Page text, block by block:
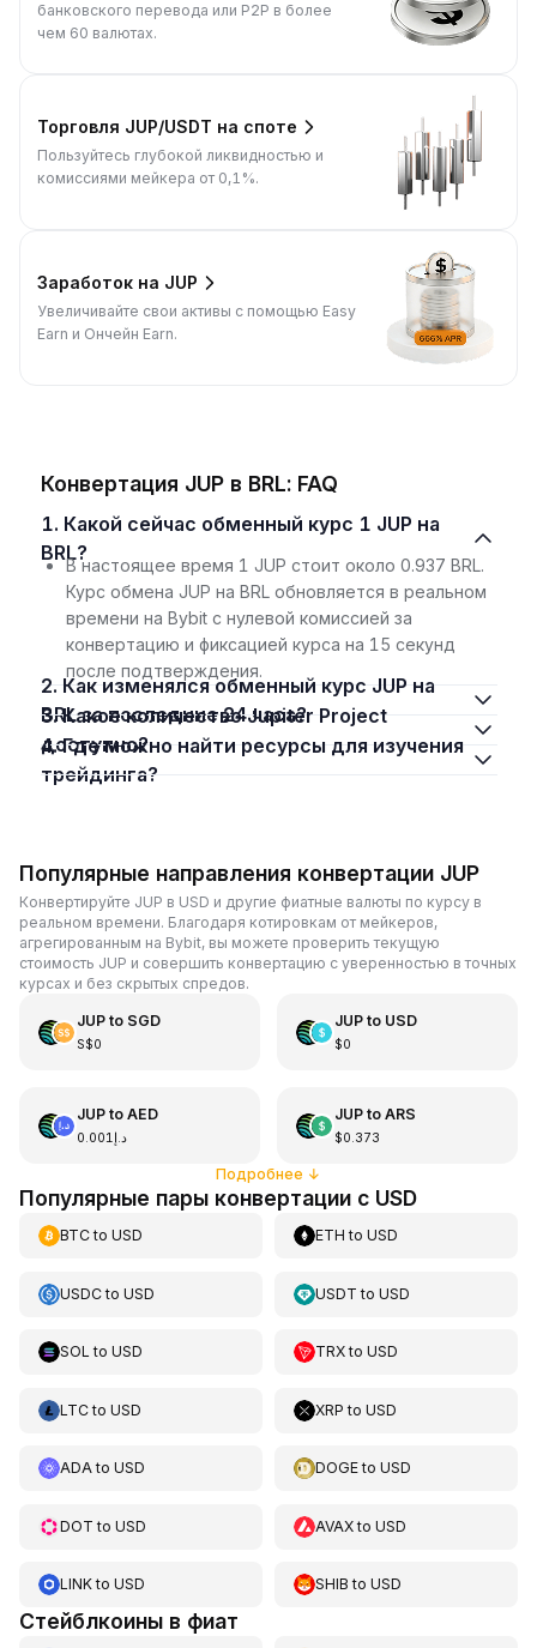
банковского перевода или P2P в более
чем 60 валютах.
Торговля JUP/USDT на споте
Пользуйтесь глубокой ликвидностью и
комиссиями мейкера от 0,1%.
Заработок на JUP
Увеличивайте свои активы с помощью Easy
Earn и Ончейн Earn.
Конвертация JUP в BRL: FAQ
1. Какой сейчас обменный курс 1 JUP на
BRL?
В настоящее время 1 JUP стоит около 0.937 BRL.
Курс обмена JUP на BRL обновляется в реальном
времени на Bybit с нулевой комиссией за
конвертацию и фиксацией курса на 15 секунд
после подтверждения.
2. Как изменялся обменный курс JUP на
BRL за последние 24 часа?
3. Какое количество Jupiter Project
доступно?
4. Где можно найти ресурсы для изучения
трейдинга?
Популярные направления конвертации JUP
Конвертируйте JUP в USD и другие фиатные валюты по курсу в
реальном времени. Благодаря котировкам от мейкеров,
агрегированным на Bybit, вы можете проверить текущую
стоимость JUP и совершить конвертацию с уверенностью в точных
курсах и без скрытых спредов.
JUPto SGD
S$0
JUPto USD
$0
JUPto AED
د.إ0.001
JUPto ARS
$0.373
Подробнее ↓
Популярные пары конвертации с USD
BTCto USD ETH toUSD
USDCto USD USDT toUSD
SOL to USD TRXtoUSD
LTCto USD XRP toUSD
ADAto USD DOGEtoUSD
DOT to USD AVAXtoUSD
LINKto USD SHIB toUSD
Стейблкоины в фиат